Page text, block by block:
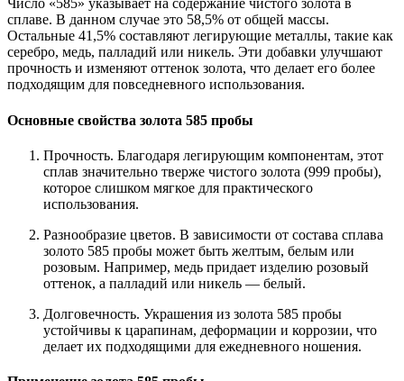
Число «585» указывает на содержание чистого золота в
сплаве. В данном случае это 58,5% от общей массы.
Остальные 41,5% составляют легирующие металлы, такие как
серебро, медь, палладий или никель. Эти добавки улучшают
прочность и изменяют оттенок золота, что делает его более
подходящим для повседневного использования.
Основные свойства золота 585 пробы
Прочность. Благодаря легирующим компонентам, этот
сплав значительно тверже чистого золота (999 пробы),
которое слишком мягкое для практического
использования.
Разнообразие цветов. В зависимости от состава сплава
золото 585 пробы может быть желтым, белым или
розовым. Например, медь придает изделию розовый
оттенок, а палладий или никель — белый.
Долговечность. Украшения из золота 585 пробы
устойчивы к царапинам, деформации и коррозии, что
делает их подходящими для ежедневного ношения.